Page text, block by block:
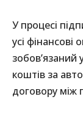
У процесі
усі
зобов’язаний
коштів за
договору між